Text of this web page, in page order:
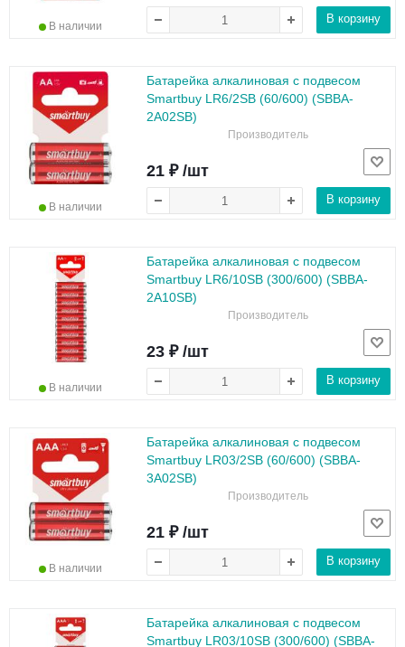
В наличии
В корзину
Батарейка алкалиновая с подвесом
Smartbuy LR6/2SB (60/600) (SBBA-
2A02SB)
Производитель
В наличии
21 ₽ /шт
В корзину
Батарейка алкалиновая с подвесом
Smartbuy LR6/10SB (300/600) (SBBA-
2A10SB)
Производитель
В наличии
23 ₽ /шт
В корзину
Батарейка алкалиновая с подвесом
Smartbuy LR03/2SB (60/600) (SBBA-
3A02SB)
Производитель
В наличии
21 ₽ /шт
В корзину
Батарейка алкалиновая с подвесом
Smartbuy LR03/10SB (300/600) (SBBA-